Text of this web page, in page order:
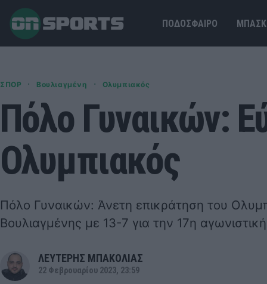
ΠΟΔΟΣΦΑΙΡΟ
ΣΠΟΡ · Βουλιαγμένη · Ολυμπιακός
Πόλο Γυναικών:
Ολυμπιακός
Πόλο Γυναικών: Άνετη επικράτηση του
Βουλιαγμένης με 13-7 για την 17η
ΛΕΥΤΕΡΗΣ ΜΠΑΚΟΛΙΑΣ
22 Φεβρουαρίου 2023, 23:59